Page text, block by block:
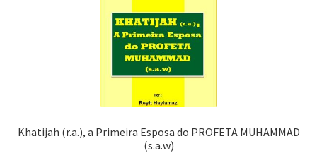
Khatijah (r.a.), a Primeira Esposa do PROFETA MUHAMMAD
(s.a.w)